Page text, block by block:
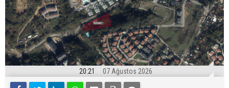
20:21 07 Ağustos 2026